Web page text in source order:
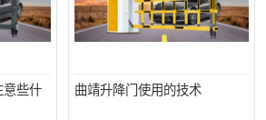
意些什
曲靖升降门使用的技术